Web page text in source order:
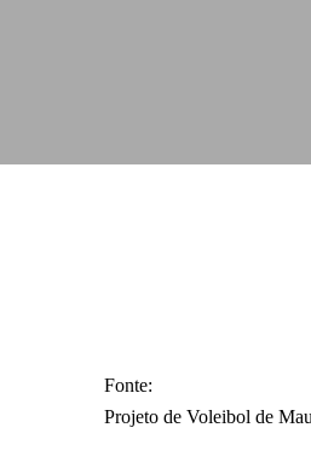
Fonte:
Projeto de Voleibol de